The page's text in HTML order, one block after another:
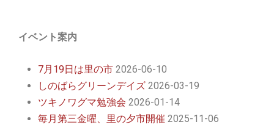
イベント案内
7月19日は里の市 2026-06-10
しのばらグリーンデイズ 2026-03-19
ツキノワグマ勉強会 2026-01-14
毎月第三金曜、里の夕市開催 2025-11-06